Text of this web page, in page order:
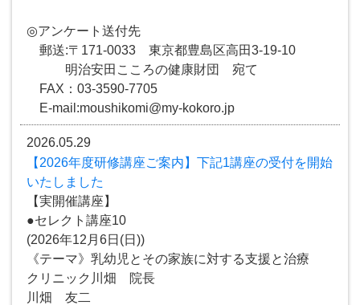
◎アンケート送付先
郵送:〒171-0033 東京都豊島区高田3-19-10
明治安田こころの健康財団 宛て
FAX：03-3590-7705
E-mail:moushikomi@my-kokoro.jp
2026.05.29
【2026年度研修講座ご案内】下記1講座の受付を開始
いたしました
【実開催講座】
●セレクト講座10
(2026年12月6日(日))
《テーマ》乳幼児とその家族に対する支援と治療
クリニック川畑 院長
川畑 友二